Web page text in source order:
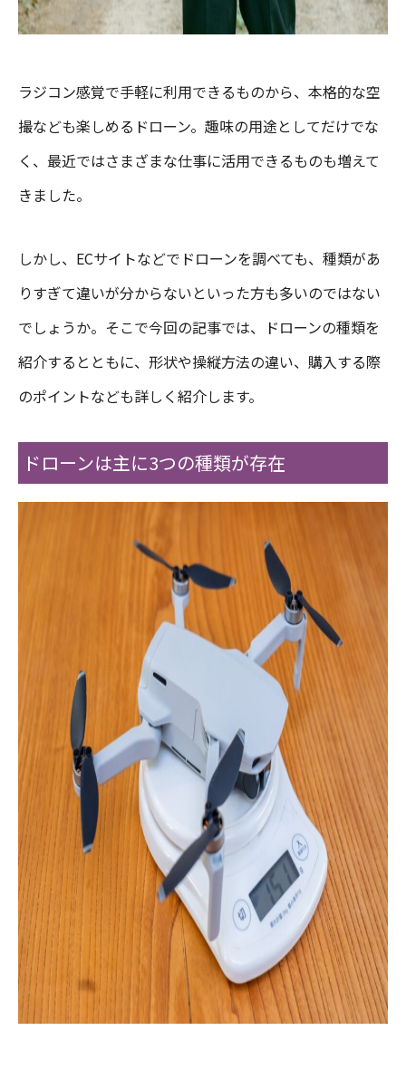
ラジコン感覚で手軽に利用できるものから、本格的な空
撮なども楽しめるドローン。趣味の用途としてだけでな
く、最近ではさまざまな仕事に活用できるものも増えて
きました。
しかし、ECサイトなどでドローンを調べても、種類があ
りすぎて違いが分からないといった方も多いのではない
でしょうか。そこで今回の記事では、ドローンの種類を
紹介するとともに、形状や操縦方法の違い、購入する際
のポイントなども詳しく紹介します。
ドローンは主に3つの種類が存在